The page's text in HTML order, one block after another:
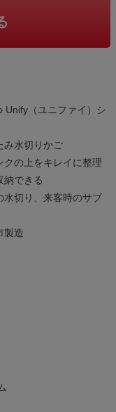
Unify（ユニファイ）シ
み水切りかご
の上をキレイに整理
納できる
水切り、来客時のサブ
製造